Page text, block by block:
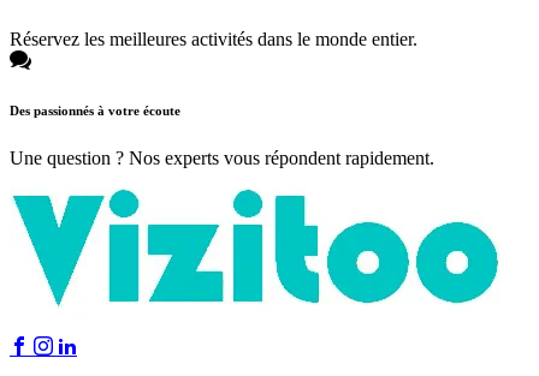
Réservez les meilleures activités dans le monde entier.
Des passionnés à votre écoute
Une question ? Nos experts vous répondent rapidement.